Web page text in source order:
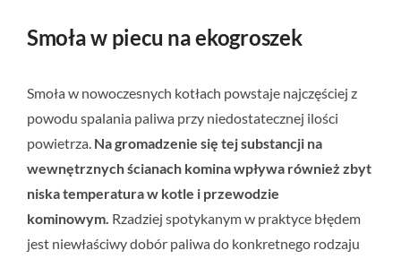
Smoła w piecu na ekogroszek
Smoła w nowoczesnych kotłach powstaje najczęściej z
powodu spalania paliwa przy niedostatecznej ilości
powietrza. Na gromadzenie się tej substancji na
wewnętrznych ścianach komina wpływa również zbyt
niska temperatura w kotle i przewodzie
kominowym. Rzadziej spotykanym w praktyce błędem
jest niewłaściwy dobór paliwa do konkretnego rodzaju